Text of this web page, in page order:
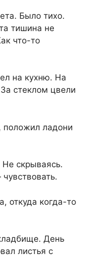
Было тихо.
тишина не
что-то
на кухню. На
стеклом цвели
положил ладони
скрываясь.
откуда когда-то
День
листья с